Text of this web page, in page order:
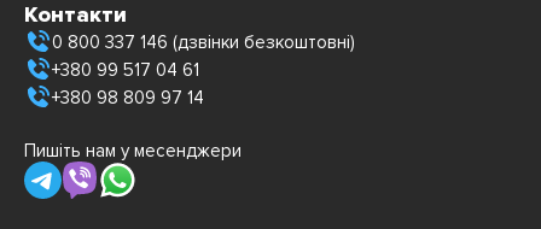
Контакти
0 800 337 146 (дзвінки безкоштовні)
+380 99 517 04 61
+380 98 809 97 14
Пишіть нам у месенджери